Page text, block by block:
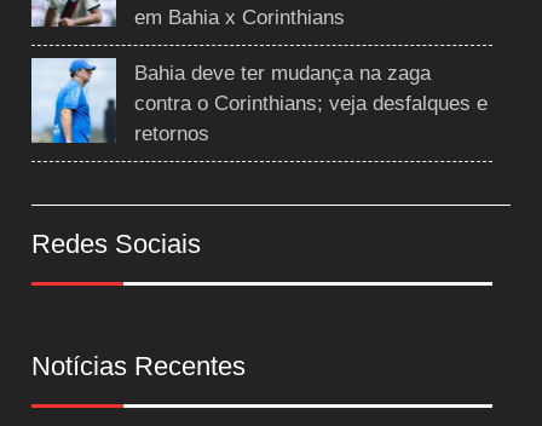
em Bahia x Corinthians
Bahia deve ter mudança na zaga
contra o Corinthians; veja desfalques e
retornos
Redes Sociais
Notícias Recentes